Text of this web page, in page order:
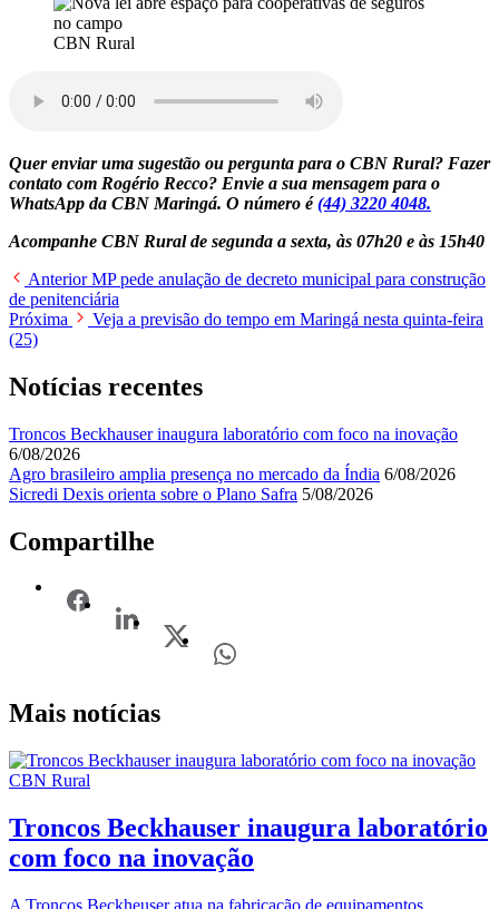
CBN Rural
Quer enviar uma sugestão ou pergunta para o CBN Rural? Fazer
contato com Rogério Recco? Envie a sua mensagem para o
WhatsApp da CBN Maringá. O número é(44) 3220 4048.
Acompanhe CBN Rural de segunda a sexta, às 07h20 e às 15h40
AnteriorMP pede anulação de decreto municipal para construção
de penitenciária
Próxima
Veja a previsão do tempo em Maringá nesta quinta-feira
(25)
Notícias recentes
Troncos Beckhauser inaugura laboratório com foco na inovação
6/08/2026
Agro brasileiro amplia presença no mercado da Índia 6/08/2026
Sicredi Dexis orienta sobre o Plano Safra 5/08/2026
Compartilhe
Mais notícias
CBN Rural
Troncos Beckhauser inaugura laboratório
com foco na inovação
A Troncos Beckheuser atua na fabricação de equipamentos